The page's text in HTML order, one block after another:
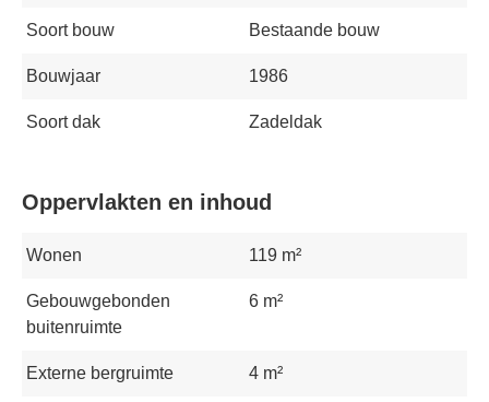
Soort bouw Bestaande bouw
Bouwjaar 1986
Soort dak Zadeldak
Oppervlakten en inhoud
Wonen 119 m²
Gebouwgebonden
buitenruimte
6 m²
Externe bergruimte 4 m²